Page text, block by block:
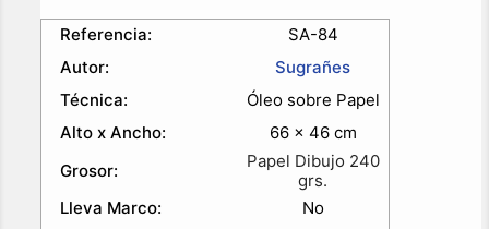
Referencia:
SA-84
Autor:
Sugrañes
Técnica:
Óleo sobre Papel
Alto x Ancho:
66 x 46 cm
Grosor:
Papel Dibujo 240
grs.
Lleva Marco:
No